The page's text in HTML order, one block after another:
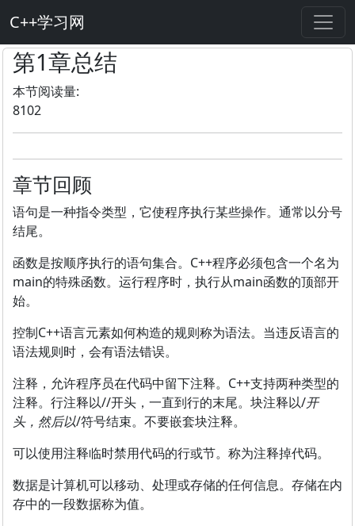
C++学习网
第1章总结
本节阅读量:
8102
章节回顾
语句是一种指令类型，它使程序执行某些操作。通常以分号
结尾。
函数是按顺序执行的语句集合。C++程序必须包含一个名为
main的特殊函数。运行程序时，执行从main函数的顶部开
始。
控制C++语言元素如何构造的规则称为语法。当违反语言的
语法规则时，会有语法错误。
注释，允许程序员在代码中留下注释。C++支持两种类型的
注释。行注释以//开头，一直到行的末尾。块注释以/开
头，然后以/符号结束。不要嵌套块注释。
可以使用注释临时禁用代码的行或节。称为注释掉代码。
数据是计算机可以移动、处理或存储的任何信息。存储在内
存中的一段数据称为值。